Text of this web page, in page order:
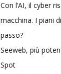
Con l’AI, il cyber
macchina. I piani
passo?
Seeweb, più
Spot